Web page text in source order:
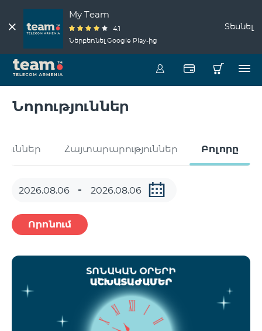
My Team
4.1
Ներբեռնել Google Play-ից
Տեսնել
Նորություններ
Հայտարարություններ Բոլորը
Որոնում